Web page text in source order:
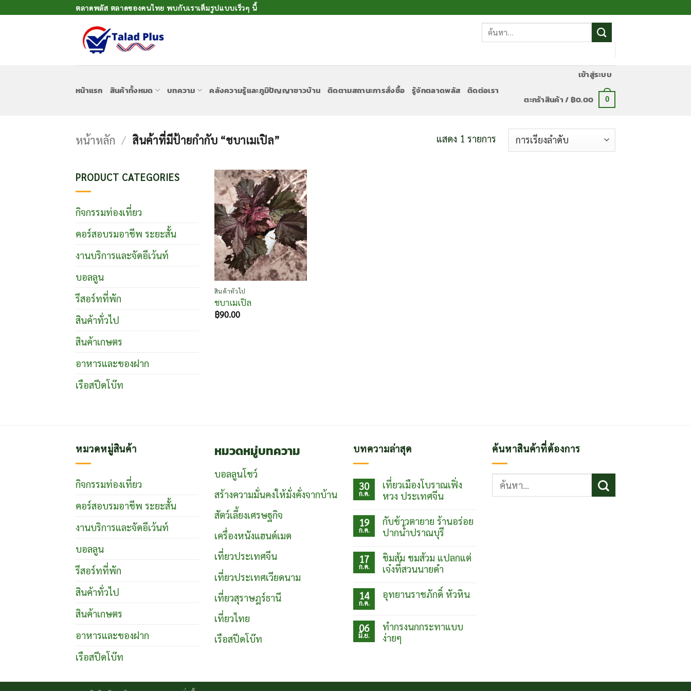
ตลาดพลัส ตลาดของคนไทย พบกับเราเต็มรูปแบบเร็วๆ นี้
ค้นหา:
หน้าแรก สินค้าทั้งหมด บทความ คลังความรู้และภูมิปัญญาชาวบ้าน ติดตามสถานะการสั่งซื้อ รู้จักตลาดพลัส ติดต่อเรา
เข้าสู่ระบบ
ตะกร้าสินค้า /฿0.00 0
หน้าหลัก / สินค้าที่มีป้ายกำกับ “ชบาเมเปิล” แสดง 1 รายการ
PRODUCT CATEGORIES
กิจกรรมท่องเที่ยว
คอร์สอบรมอาชีพ ระยะสั้น
งานบริการและจัดอีเว้นท์
บอลลูน
รีสอร์ทที่พัก
สินค้าทั่วไป
สินค้าเกษตร
อาหารและของฝาก
เรือสปีดโบ๊ท
สินค้าทั่วไป
ชบาเมเปิล
฿90.00
หมวดหมู่สินค้า
กิจกรรมท่องเที่ยว
คอร์สอบรมอาชีพ ระยะสั้น
งานบริการและจัดอีเว้นท์
บอลลูน
รีสอร์ทที่พัก
สินค้าทั่วไป
สินค้าเกษตร
อาหารและของฝาก
เรือสปีดโบ๊ท
หมวดหมู่บทความ
บอลลูนโชว์
สร้างความมั่นคงให้มั่งคั่งจากบ้าน
สัตว์เลี้ยงเศรษฐกิจ
เครื่องหนังแฮนด์เมด
เที่ยวประเทศจีน
เที่ยวประเทศเวียดนาม
เที่ยวสุราษฎร์ธานี
เที่ยวไทย
เรือสปีดโบ๊ท
บทความล่าสุด
30
ก.ค.
เที่ยวเมืองโบราณเฟิ่ง
หวง ประเทศจีน
ความ
เห็น
บน
เที่ยว
โบ
ราณเฟิ่ง
หวง
19
ก.ค.
กับข้าวตายาย ร้านอร่อย
ปากน้ำปราณบุรี
ความ
เห็น
บน
กับข้าว
ร้าน
ปราณบุรี
17
ก.ค.
ชิมส้ม ชมส้วม แปลกแต่
เจ๋งที่สวนนายดำ
เห็น
บน
ชม
ส้วม
แปลก
นาย
14
ก.ค.
อุทยานราชภักดิ์ หัวหิน
เห็น
บน
อุท
ยา
06
มิ.ย.
ทำกรงนกกระทาแบบ
ง่ายๆ
ทำ
ค้นหาสินค้าที่ต้องการ
ค้นหา: